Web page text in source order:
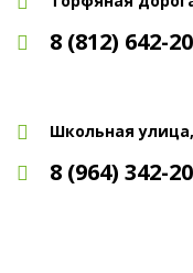
8 (812) 642-
Школьная
8 (964) 342-